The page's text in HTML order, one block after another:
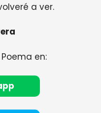
a ver.
en: